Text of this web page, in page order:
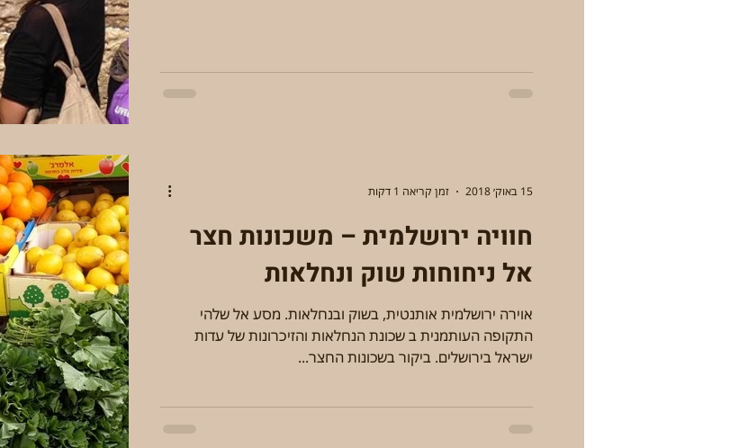
חוויה ירושלמית – משכונות חצר
אל ניחוחות שוק ונחלאות
אוירה ירושלמית אותנטית, בשוק ובנחלאות. מסע אל שלהי
התקופה העותמנית ב שכונת הנחלאות והזיכרונות של עדות
ישראל בירושלים. ביקור בשכונות החצר...
15 באוק׳ 2018 זמן קריאה 1 דקות